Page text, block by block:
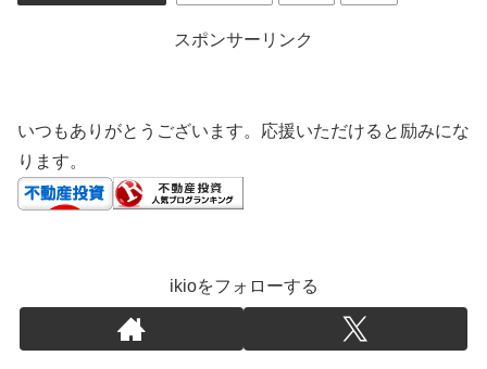
スポンサーリンク
いつもありがとうございます。応援いただけると励みにな
ります。
ikioをフォローする